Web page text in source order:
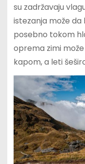
su zadržavaju
istezanja može
posebno tokom
oprema zimi
kapom, a leti